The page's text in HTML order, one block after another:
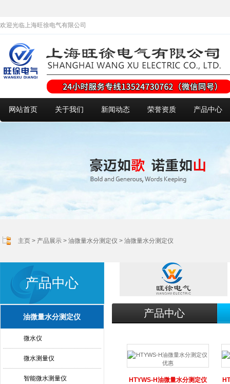
欢迎光临上海旺徐电气有限公司
网站首页 关于我们 新闻动态 荣誉资质 产品中心
主页 > 产品展示 > 油微量水分测定仪 > 油微量水分测定仪
产品中心
油微量水分测定仪
微水仪
微水测量仪
智能微水测量仪
产品中心
HTYWS-H油微量水分测定仪